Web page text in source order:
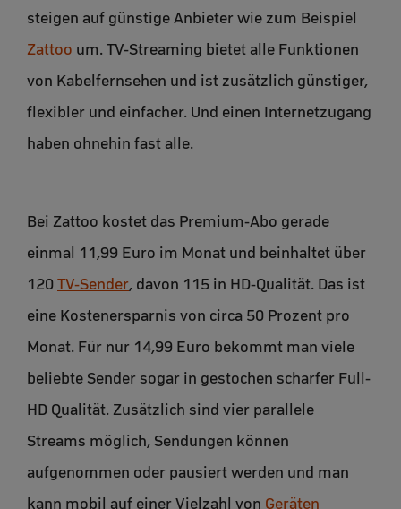
steigen auf günstige Anbieter wie zum Beispiel
Zattoo um. TV-Streaming bietet alle Funktionen
von Kabelfernsehen und ist zusätzlich günstiger,
flexibler und einfacher. Und einen Internetzugang
haben ohnehin fast alle.
Bei Zattoo kostet das Premium-Abo gerade
einmal 11,99 Euro im Monat und beinhaltet über
120 TV-Sender, davon 115 in HD-Qualität. Das ist
eine Kostenersparnis von circa 50 Prozent pro
Monat. Für nur 14,99 Euro bekommt man viele
beliebte Sender sogar in gestochen scharfer Full-
HD Qualität. Zusätzlich sind vier parallele
Streams möglich, Sendungen können
aufgenommen oder pausiert werden und man
kann mobil auf einer Vielzahl von Geräten